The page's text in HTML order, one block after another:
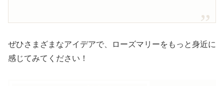
ぜひさまざまなアイデアで、ローズマリーをもっと身近に
感じてみてください！